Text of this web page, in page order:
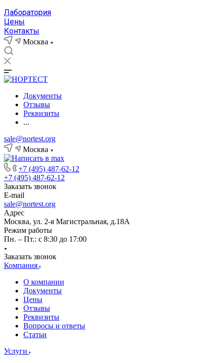
Лаборатория
Цены
Контакты
Москва
Документы
Отзывы
Реквизиты
...
sale@nortest.org
Москва
+7 (495) 487-62-12
+7 (495) 487-62-12
Заказать звонок
E-mail
sale@nortest.org
Адрес
Москва, ул. 2-я Магистральная, д.18А
Режим работы
Пн. – Пт.: с 8:30 до 17:00
Заказать звонок
Компания
О компании
Документы
Цены
Отзывы
Реквизиты
Вопросы и ответы
Статьи
Услуги